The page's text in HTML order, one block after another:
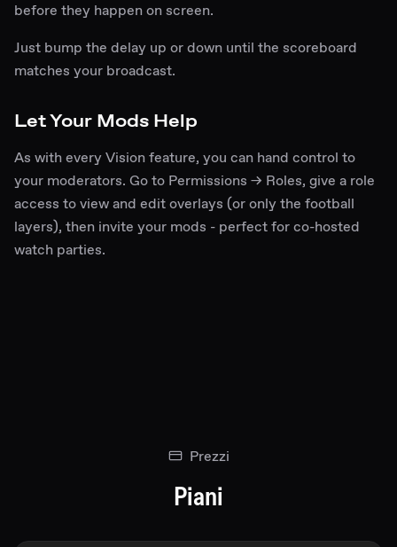
before they happen on screen.
Just bump the delay up or down until the scoreboard
matches your broadcast.
Let Your Mods Help
As with every Vision feature, you can hand control to
your moderators. Go to Permissions → Roles, give a role
access to view and edit overlays (or only the football
layers), then invite your mods - perfect for co-hosted
watch parties.
Prezzi
Piani